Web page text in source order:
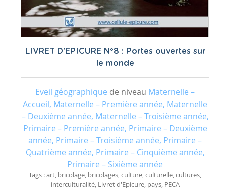
LIVRET D'EPICURE N°8 : Portes ouvertes sur
le monde
Eveil géographique de niveau Maternelle –
Accueil, Maternelle – Première année, Maternelle
– Deuxième année, Maternelle – Troisième année,
Primaire – Première année, Primaire – Deuxième
année, Primaire – Troisième année, Primaire –
Quatrième année, Primaire – Cinquième année,
Primaire – Sixième année
Tags : art, bricolage, bricolages, culture, culturelle, cultures,
interculturalité, Livret d'Epicure, pays, PECA